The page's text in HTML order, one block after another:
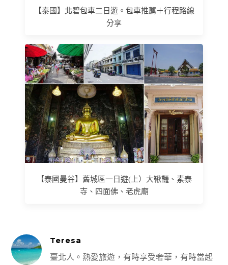
【泰國】北碧包車二日遊。包車推薦＋行程路線
分享
【泰國曼谷】舊城區一日遊(上）大鞦韆、素泰
寺、四面佛、老虎廟
Teresa
臺北人。熱愛旅遊，有時享受奢華，有時當起